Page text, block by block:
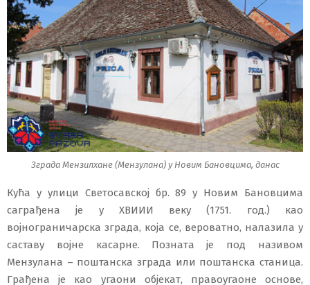
Зграда Мензилхане (Мензулана) у Новим Бановцима, данас
Кућа у улици Светосавској бр. 89 у Новим Бановцима
саграђена је у XВИИИ веку (1751. год.) као
војнограничарска зграда, која се, вероватно, налазила у
саставу војне касарне. Позната је под називом
Мензулана – поштанска зграда или поштанска станица.
Грађена је као угаони објекат, правоугаоне основе,